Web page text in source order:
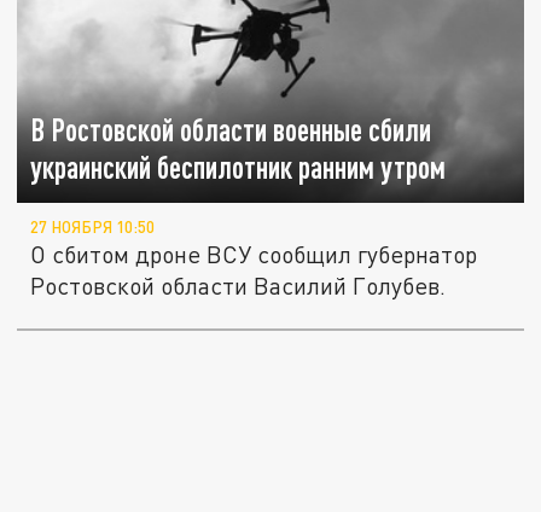
В Ростовской области военные сбили
украинский беспилотник ранним утром
27 НОЯБРЯ 10:50
О сбитом дроне ВСУ сообщил губернатор
Ростовской области Василий Голубев.